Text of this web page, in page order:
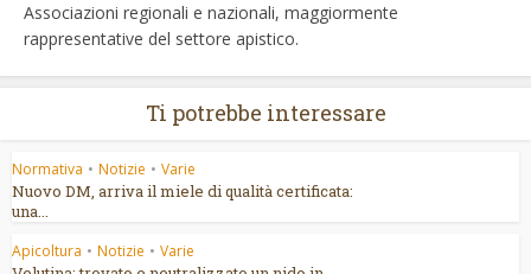
Associazioni regionali e nazionali, maggiormente
rappresentative del settore apistico.
Ti potrebbe interessare
Normativa • Notizie • Varie
Nuovo DM, arriva il miele di qualità certificata:
una...
Apicoltura • Notizie • Varie